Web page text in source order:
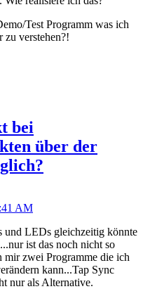
Test Programm was ich
zu verstehen?!
bei
über der
AM
und LEDs gleichzeitig könnte
ist das noch nicht so
mir zwei Programme die ich
kann...Tap Sync
nur als Alternative.